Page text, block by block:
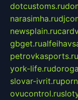
dotcustoms.ru
narasimha.ru
newsplain.ru
gbget.ru
petrovkasports.ru
york-life.ru
slovar-ivrit.ru
ovucontrol.ru